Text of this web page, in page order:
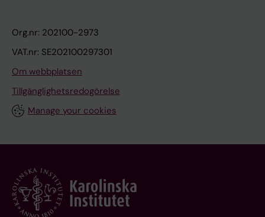
Org.nr: 202100-2973
VAT.nr: SE202100297301
Om webbplatsen
Tillgänglighetsredogörelse
Manage your cookies